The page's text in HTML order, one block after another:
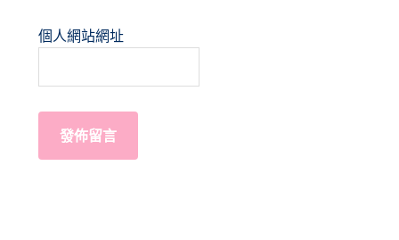
個人網站網址